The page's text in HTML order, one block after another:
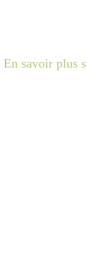
En savoir plus